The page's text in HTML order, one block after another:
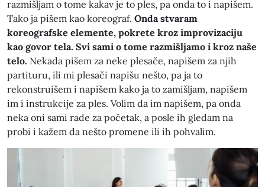
razmišljam o tome kakav je to ples, pa onda to i napišem.
Tako ja pišem kao koreograf. Onda stvaram
koreografske elemente, pokrete kroz improvizaciju
kao govor tela. Svi sami o tome razmišljamo i kroz naše
telo. Nekada pišem za neke plesače, napišem za njih
partituru, ili mi plesači napišu nešto, pa ja to
rekonstruišem i napišem kako ja to zamišljam, napišem
im i instrukcije za ples. Volim da im napišem, pa onda
neka oni sami rade za početak, a posle ih gledam na
probi i kažem da nešto promene ili ih pohvalim.